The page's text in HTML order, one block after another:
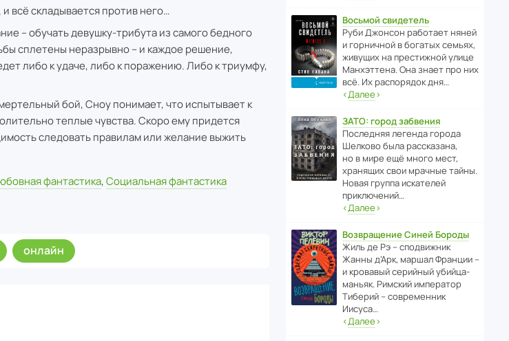
всё складывается против него…
– обучать девушку-трибута из самого бедного
сплетены неразрывно – и каждое решение,
либо к удаче, либо к поражению. Либо к триумфу,
бой, Сноу понимает, что испытывает к
теплые чувства. Скоро ему придется
следовать правилам или желание выжить
фантастика,Социальная фантастика
онлайн
Восьмой свидетель
Руби Джонсон рабо­тает няней
и горни­чной в богатых семьях,
живущих на прес­ти­жной улице
Манх­эт­тена. Она знает про них
всё. Их распо­рядок дня…
‹Далее›
ЗАТО: город забвения
После­дняя легенда города
Шелково была расска­зана,
но в мире ещё много мест,
хранящих свои мрачные тайны.
Новая группа иска­телей
приключений…
‹Далее›
Возвращение Синей Бороды
Жиль де Рэ – спод­ви­жник
Жанны д’Арк, маршал Франции –
и кровавый серийный убийца-
маньяк. Римский импе­ратор
Тиберий – совре­менник
Иисуса…
‹Далее›